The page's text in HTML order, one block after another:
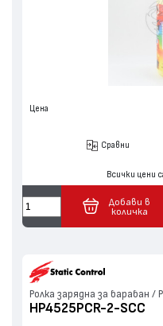
Цена
Сравни
Всички цени
Добави в
количка
Ролка зарядна за барабан /
HP4525PCR-2-SCC